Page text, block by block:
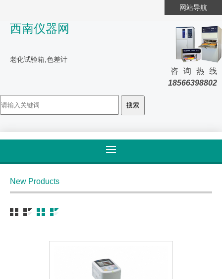
网站导航
西南仪器网
老化试验箱,色差计
咨询热线
18566398802
检测机构
New Products